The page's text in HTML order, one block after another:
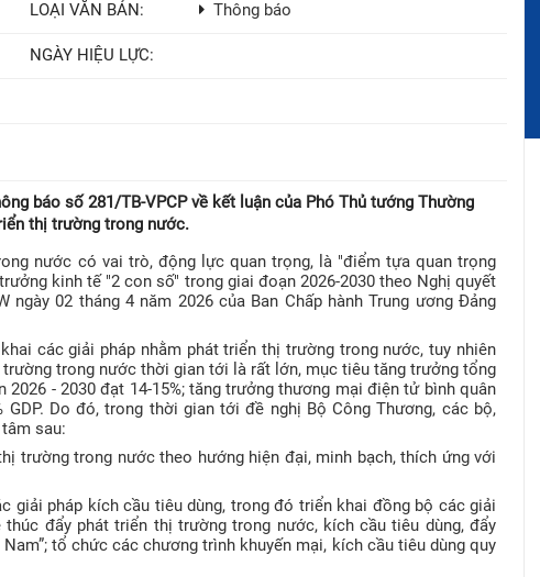
LOẠI VĂN BẢN: Thông báo
NGÀY HIỆU LỰC:
báo số 281/TB-VPCP về kết luận của Phó Thủ tướng Thường
thị trường trong nước.
nước có vai trò, động lực quan trọng, là "điểm tựa quan trọng
kinh tế "2 con số" trong giai đoạn 2026-2030 theo Nghị quyết
02 tháng 4 năm 2026 của Ban Chấp hành Trung ương Đảng
các giải pháp nhằm phát triển thị trường trong nước, tuy nhiên
trong nước thời gian tới là rất lớn, mục tiêu tăng trưởng tổng
- 2030 đạt 14-15%; tăng trưởng thương mại điện tử bình quân
Do đó, trong thời gian tới đề nghị Bộ Công Thương, các bộ,
sau:
trường trong nước theo hướng hiện đại, minh bạch, thích ứng với
giải pháp kích cầu tiêu dùng, trong đó triển khai đồng bộ các giải
thúc đẩy phát triển thị trường trong nước, kích cầu tiêu dùng, đẩy
tổ chức các chương trình khuyến mại, kích cầu tiêu dùng quy